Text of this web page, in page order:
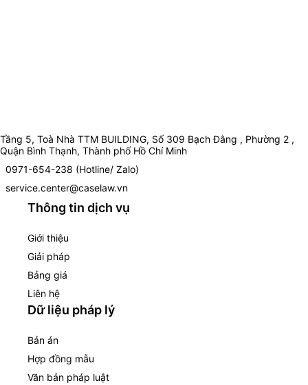
Tầng 5, Toà Nhà TTM BUILDING, Số 309 Bạch Đằng , Phường 2 ,
Quận Bình Thạnh, Thành phố Hồ Chí Minh
0971-654-238 (Hotline/ Zalo)
service.center@caselaw.vn
Thông tin dịch vụ
Giới thiệu
Giải pháp
Bảng giá
Liên hệ
Dữ liệu pháp lý
Bản án
Hợp đồng mẫu
Văn bản pháp luật